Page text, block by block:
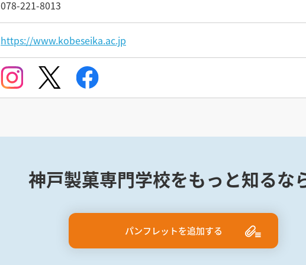
078-221-8013
https://www.kobeseika.ac.jp
神戸製菓専門学校をもっと知るな
パンフレットを追加する